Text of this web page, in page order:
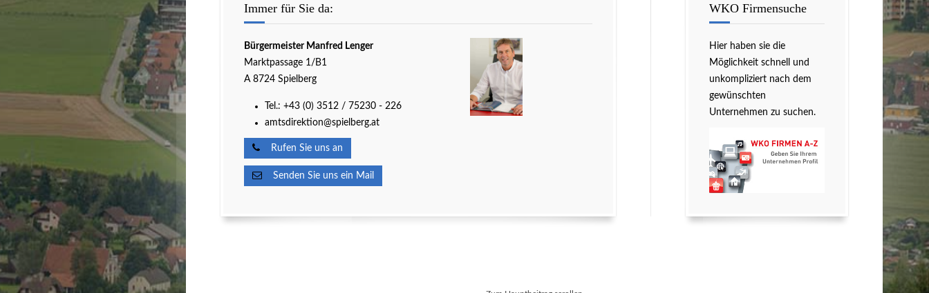
Immer für Sie da:
Bürgermeister Manfred Lenger
Marktpassage 1/B1
A 8724 Spielberg
Tel.: +43 (0) 3512 / 75230 - 226
amtsdirektion@spielberg.at
Rufen Sie uns an
Senden Sie uns ein Mail
WKO Firmensuche
Hier haben sie die
Möglichkeit schnell und
unkompliziert nach dem
gewünschten
Unternehmen zu suchen.